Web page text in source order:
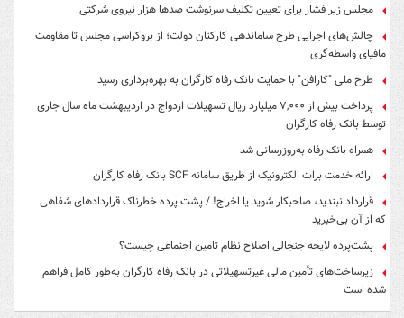
مجلس زیر فشار برای تعیین تکلیف سرنوشت صدها هزار نیروی شرکتی
چالش‌های اجرایی طرح ساماندهی کارکنان دولت؛ از بروکراسی مجلس تا مقاومت
مافیای واسطه‌گری
طرح ملی "کارافن" با حمایت بانک رفاه کارگران به بهره‌برداری رسید
پرداخت بیش از ۷,۰۰۰ میلیارد ریال تسهیلات ازدواج در اردیبهشت ماه سال جاری
توسط بانک رفاه کارگران
همراه بانک رفاه به‌روزرسانی شد
ارائه خدمت برات الکترونیک از طریق سامانه SCF بانک رفاه کارگران
قرارداد نبندید، صاحبکار شوید یا اخراج! / پشت پرده خطرناک قراردادهای شفاهی
که از آن بی‌خبرید
پشت‌پرده لایحه جنجالی اصلاح نظام تامین اجتماعی چیست؟
زیرساخت‌های تأمین مالی غیرتسهیلاتی در بانک رفاه کارگران به‌طور کامل فراهم
شده است